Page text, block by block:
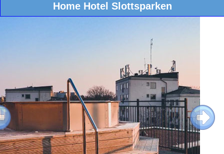
Home Hotel Slottsparken
Next